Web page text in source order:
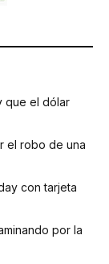
que el dólar
el robo de una
con tarjeta
por la